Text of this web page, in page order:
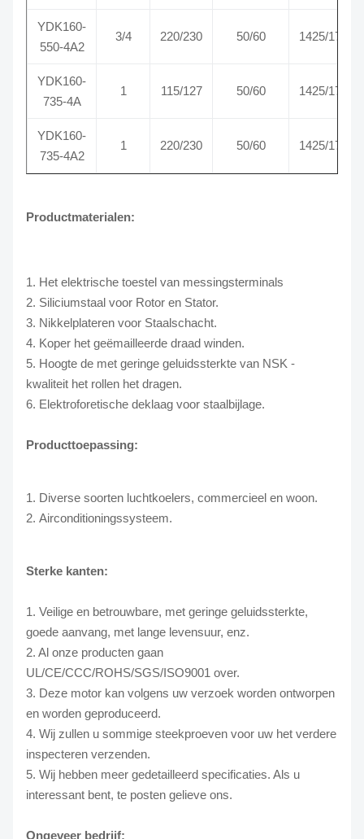
YDK160-
550-4A2
3/4 220/230 50/60 1425/1725
YDK160-
735-4A
1 115/127 50/60 1425/1725
YDK160-
735-4A2
1 220/230 50/60 1425/1725
Productmaterialen:
1. Het elektrische toestel van messingsterminals
2. Siliciumstaal voor Rotor en Stator.
3. Nikkelplateren voor Staalschacht.
4. Koper het geëmailleerde draad winden.
5. Hoogte de met geringe geluidssterkte van NSK -
kwaliteit het rollen het dragen.
6. Elektroforetische deklaag voor staalbijlage.
Producttoepassing:
1. Diverse soorten luchtkoelers, commercieel en woon.
2. Airconditioningssysteem.
Sterke kanten:
1. Veilige en betrouwbare, met geringe geluidssterkte,
goede aanvang, met lange levensuur, enz.
2. Al onze producten gaan
UL/CE/CCC/ROHS/SGS/ISO9001 over.
3. Deze motor kan volgens uw verzoek worden ontworpen
en worden geproduceerd.
4. Wij zullen u sommige steekproeven voor uw het verdere
inspecteren verzenden.
5. Wij hebben meer gedetailleerd specificaties. Als u
interessant bent, te posten gelieve ons.
Ongeveer bedrijf: